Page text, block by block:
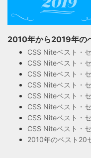
2010年から2019年の
CSS Niteベスト・
CSS Niteベスト・
CSS Niteベスト・
CSS Niteベスト・
CSS Niteベスト・
CSS Niteベスト・
CSS Niteベスト・
CSS Niteベスト・
2010年のベスト20